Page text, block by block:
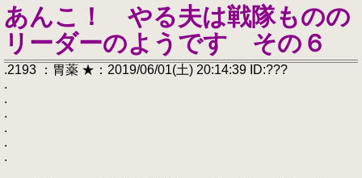
あんこ！ やる夫は戦隊ものの
リーダーのようです その６
.2193 ：胃薬 ★：2019/06/01(土) 20:14:39 ID:???
.
.
.
.
.
.